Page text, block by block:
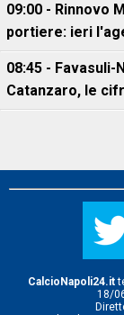
09:00 - Rinnovo
portiere: ieri
08:45 -
Catanzaro, le
CalcioNapoli24.it
18/